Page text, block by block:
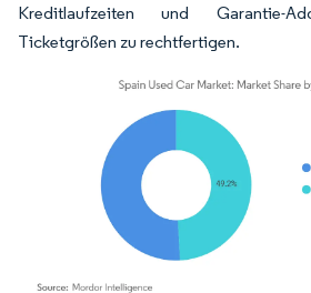
Kreditlaufzeiten und Garantie-
Ticketgrößen zu rechtfertigen.